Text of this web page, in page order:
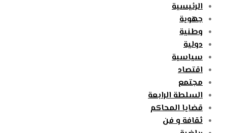
الرئيسية
جهوية
وطنية
دولية
سياسية
اقتصاد
مجتمع
السلطة الرابعة
قضايا المحاكم
ثقافة و فن